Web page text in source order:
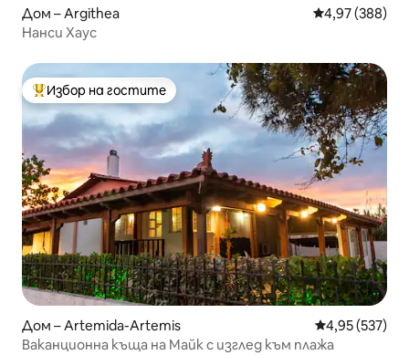
Дом – Argithea Средна
4,97 (388)
Нанси Хаус
Най-популярен избор на гостите
Избор на гостите
Дом – Artemida-Artemis Средна
4,95 (537)
Ваканционна къща на Майк с изглед към плажа